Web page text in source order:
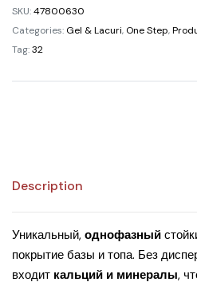
№5,
10ml
quantity
SKU:47800630
Categories: Gel & Lacuri, One Step,
Tag:32
Description
Уникальный, однофазный
покрытие базы и топа. Без
входит кальций и минералы,